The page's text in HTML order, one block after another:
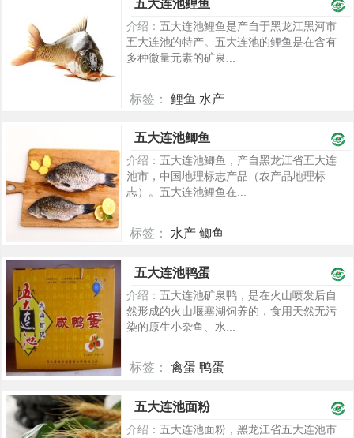
五大连池鲤鱼
介绍： 五大连池鲤鱼是产自于黑龙江黑河市
五大连池的特产。五大连池的鲤鱼是在含有
多种微量元素的矿泉...
标签： 鲤鱼 水产
五大连池鲫鱼
介绍： 五大连池鲫鱼，产自黑龙江省五大连
池市，中国地理标志产品（农产品地理标
志）。五大连池鲤鱼在...
标签： 水产 鲫鱼
五大连池鸭蛋
介绍： 五大连池矿泉鸭，是在火山喷发后自
然形成的火山堰塞湖饲养的，食用天然无污
染的原生小杂鱼、水...
标签： 禽蛋 鸭蛋
五大连池面粉
介绍： 五大连池面粉，黑龙江省五大连池市